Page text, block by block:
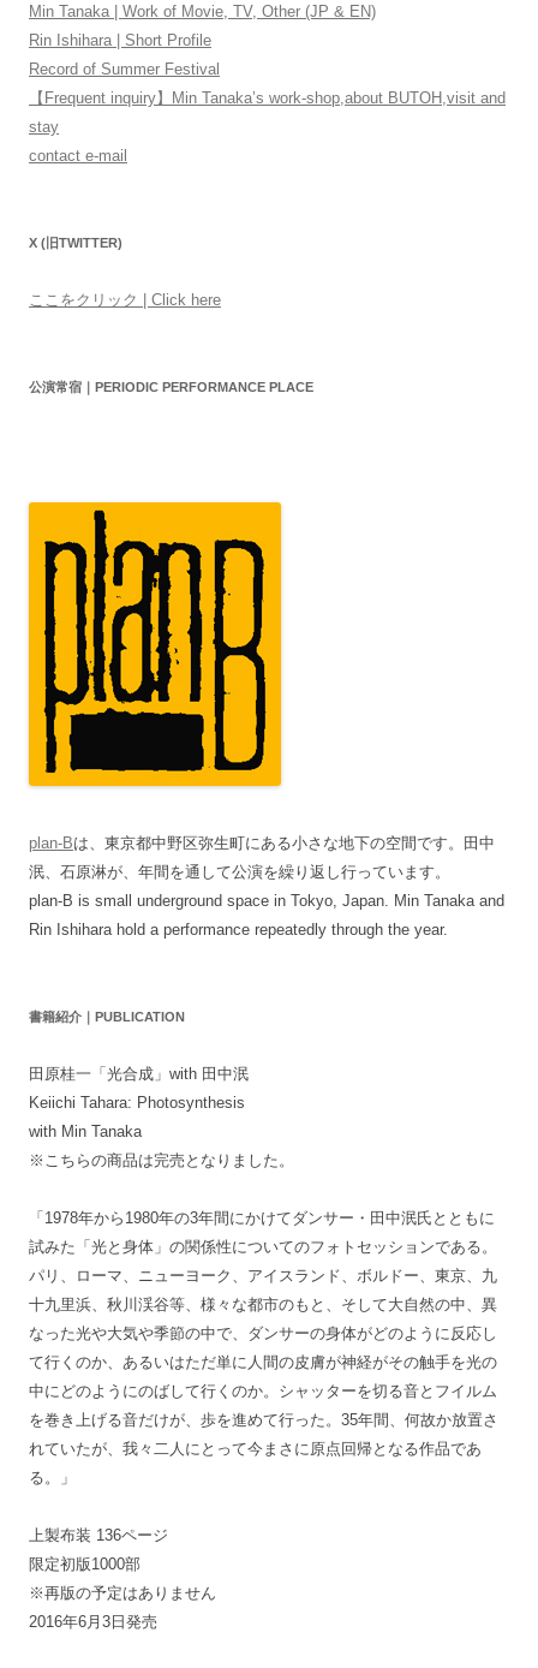
Min Tanaka | Work of Movie, TV, Other (JP & EN)
Rin Ishihara | Short Profile
Record of Summer Festival
【Frequent inquiry】Min Tanaka’s work-shop,about BUTOH,visit and
stay
contact e-mail
X (旧TWITTER)
ここをクリック | Click here
公演常宿｜PERIODIC PERFORMANCE PLACE
plan-Bは、東京都中野区弥生町にある小さな地下の空間です。田中
泯、石原淋が、年間を通して公演を繰り返し行っています。
plan-B is small underground space in Tokyo, Japan. Min Tanaka and
Rin Ishihara hold a performance repeatedly through the year.
書籍紹介｜PUBLICATION
田原桂一「光合成」with 田中泯
Keiichi Tahara: Photosynthesis
with Min Tanaka
※こちらの商品は完売となりました。
「1978年から1980年の3年間にかけてダンサー・田中泯氏とともに
試みた「光と身体」の関係性についてのフォトセッションである。
パリ、ローマ、ニューヨーク、アイスランド、ボルドー、東京、九
十九里浜、秋川渓谷等、様々な都市のもと、そして大自然の中、異
なった光や大気や季節の中で、ダンサーの身体がどのように反応し
て行くのか、あるいはただ単に人間の皮膚が神経がその触手を光の
中にどのようにのばして行くのか。シャッターを切る音とフイルム
を巻き上げる音だけが、歩を進めて行った。35年間、何故か放置さ
れていたが、我々二人にとって今まさに原点回帰となる作品であ
る。」
上製布装 136ページ
限定初版1000部
※再版の予定はありません
2016年6月3日発売